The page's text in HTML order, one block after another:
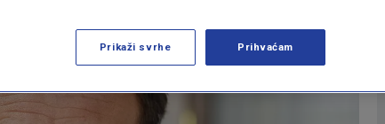
Prikaži svrhe Prihvaćam